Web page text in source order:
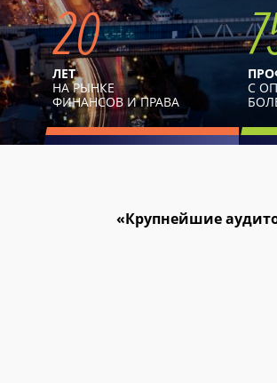
20
ЛЕТ
НА РЫНКЕ
ФИНАНСОВ И ПРАВА
С
«Крупнейшие